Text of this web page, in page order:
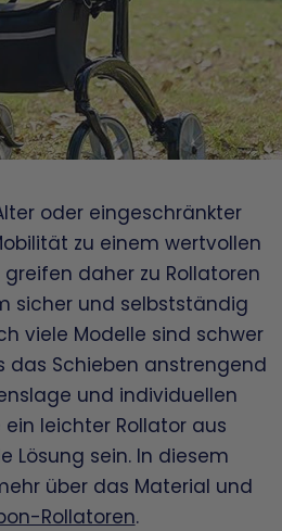
oder eingeschränkter
zu einem wertvollen
greifen daher zu Rollatoren
sicher und selbstständig
viele Modelle sind schwer
das Schieben anstrengend
und individuellen
leichter Rollator aus
Lösung sein. In diesem
über das Material und
Rollatoren.